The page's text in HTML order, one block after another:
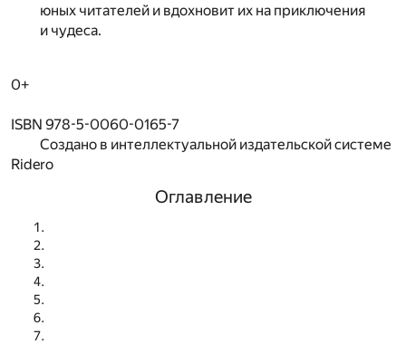
юных читателей и вдохновит их на приключения
и чудеса.
0+
ISBN 978-5-0060-0165-7
Создано в интеллектуальной издательской системе
Ridero
Оглавление